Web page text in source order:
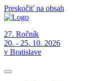
Preskočiť na obsah
27. Ročník
20. - 25. 10. 2026
v Bratislave